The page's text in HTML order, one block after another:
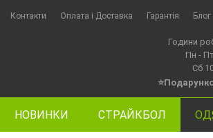
Контакти Оплата i Доставка Гарантія Блог
Години
Пн -
Сб
НОВИНКИ СТРАЙКБОЛ